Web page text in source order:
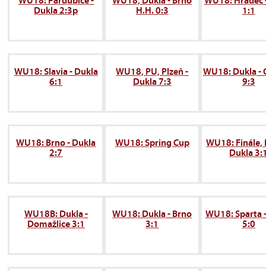
Dukla 2:3p
H.H. 0:3
1:1
WU18: Slavia - Dukla
6:1
WU18, PU, Plzeň -
Dukla 7:3
WU18: Dukla -
9:3
WU18: Brno - Dukla
2:7
WU18: Spring Cup
WU18: Finále,
Dukla
WU18B: Dukla -
Domažlice 3:1
WU18: Dukla - Brno
3:1
WU18: Sparta
5:0